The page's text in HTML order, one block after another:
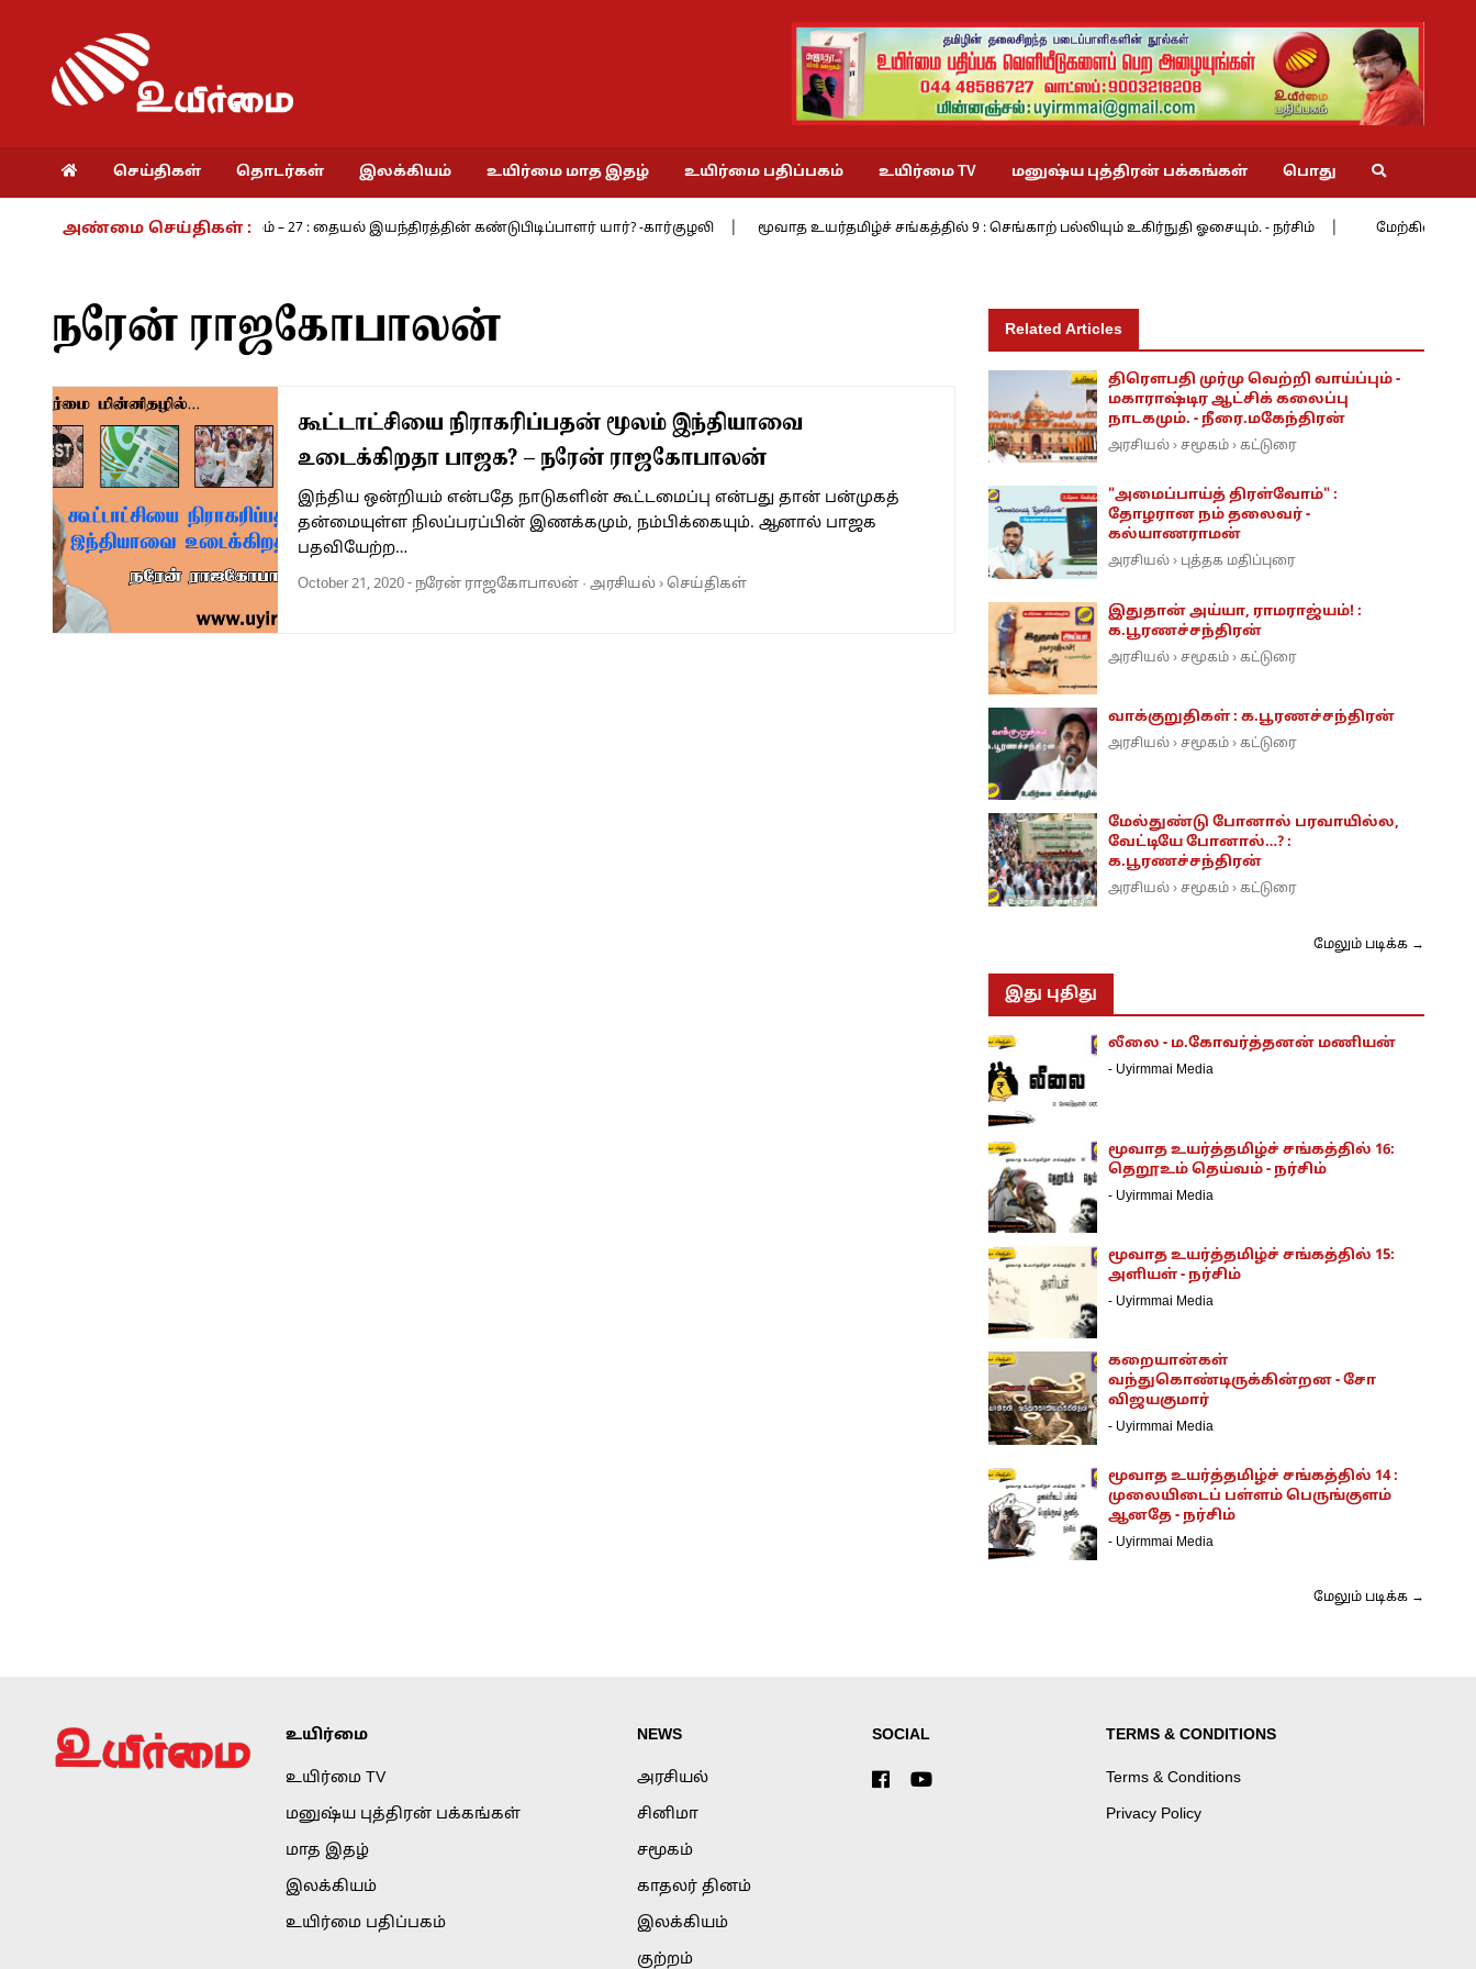
செய்திகள் தொடர்கள் இலக்கியம் உயிர்மை மாத இதழ் உயிர்மை பதிப்பகம் உயிர்மை TV மனுஷ்ய புத்திரன் பக்கங்கள் பொது
அண்மை செய்திகள் :
நாம் வாழும் காலம் – 27 : தையல் இயந்திரத்தின் கண்டுபிடிப்பாளர் யார்? -கார்குழலி மூவாத உயர்தமிழ்ச் சங்கத்தில் 9 : செங்காற் பல்லியும் உகிர்நுதி ஓசையும். - நர்சிம் மேற்கின் மேற்கே 3
நரேன் ராஜகோபாலன்
கூட்டாட்சியை நிராகரிப்பதன் மூலம் இந்தியாவை
உடைக்கிறதா பாஜக? – நரேன் ராஜகோபாலன்
இந்திய ஒன்றியம் என்பதே நாடுகளின் கூட்டமைப்பு என்பது தான் பன்முகத்
தன்மையுள்ள நிலப்பரப்பின் இணக்கமும், நம்பிக்கையும். ஆனால் பாஜக
பதவியேற்ற…
October 21, 2020- நரேன் ராஜகோபாலன் ·அரசியல்›செய்திகள்
Related Articles
திரெளபதி முர்மு வெற்றி வாய்ப்பும் -
மகாராஷ்டிர ஆட்சிக் கலைப்பு
நாடகமும். - நீரை.மகேந்திரன்
அரசியல் › சமூகம் › கட்டுரை
"அமைப்பாய்த் திரள்வோம்" :
தோழரான நம் தலைவர் -
கல்யாணராமன்
அரசியல் › புத்தக மதிப்புரை
இதுதான் அய்யா, ராமராஜ்யம்! :
க.பூரணச்சந்திரன்
அரசியல் › சமூகம் › கட்டுரை
வாக்குறுதிகள் : க.பூரணச்சந்திரன்
அரசியல் › சமூகம் › கட்டுரை
மேல்துண்டு போனால் பரவாயில்ல,
வேட்டியே போனால்…? :
க.பூரணச்சந்திரன்
அரசியல் › சமூகம் › கட்டுரை
மேலும் படிக்க →
இது புதிது
லீலை - ம.கோவர்த்தனன் மணியன்
- Uyirmmai Media
மூவாத உயர்த்தமிழ்ச் சங்கத்தில் 16:
தெறூஉம் தெய்வம் - நர்சிம்
- Uyirmmai Media
மூவாத உயர்த்தமிழ்ச் சங்கத்தில் 15:
அளியள் - நர்சிம்
- Uyirmmai Media
கறையான்கள்
வந்துகொண்டிருக்கின்றன - சோ
விஜயகுமார்
- Uyirmmai Media
மூவாத உயர்த்தமிழ்ச் சங்கத்தில் 14 :
முலையிடைப் பள்ளம் பெருங்குளம்
ஆனதே - நர்சிம்
- Uyirmmai Media
மேலும் படிக்க →
உயிர்மை
உயிர்மை TV
மனுஷ்ய புத்திரன் பக்கங்கள்
மாத இதழ்
இலக்கியம்
உயிர்மை பதிப்பகம்
NEWS
அரசியல்
சினிமா
சமூகம்
காதலர் தினம்
இலக்கியம்
குற்றம்
SOCIAL TERMS & CONDITIONS
Terms & Conditions
Privacy Policy